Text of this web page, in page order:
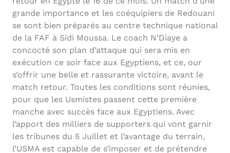
grande importance et les coéquipiers de Redouani
se sont bien préparés au centre technique national
de la FAF à Sidi Moussa. Le coach N’Diaye a
concocté son plan d’attaque qui sera mis en
exécution ce soir face aux Egyptiens, et ce, our
s’offrir une belle et rassurante victoire, avant le
match retour. Toutes les conditions sont réunies,
pour que les Usmistes passent cette première
manche avec succès face aux Egyptiens. Avec
l’apport des milliers de supporters qui vont garnir
les tribunes du 5 Juillet et l’avantage du terrain,
l’USMA est capable de s’imposer et de prétendre